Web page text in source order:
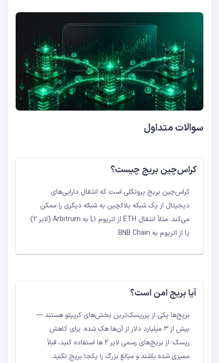
سوالات متداول
کراس‌چین بریج چیست؟
کراس‌چین بریج پروتکلی است که انتقال دارایی‌های
دیجیتال از یک شبکه بلاکچین به شبکه دیگری را ممکن
می‌کند. مثلاً انتقال ETH از اتریوم L1 به Arbitrum (لایر ۲)
یا از اتریوم به BNB Chain.
آیا بریج امن است؟
بریج‌ها یکی از پرریسک‌ترین بخش‌های کریپتو هستند —
بیش از ۳ میلیارد دلار از آن‌ها هک شده. برای کاهش
ریسک: از بریج‌های رسمی لایر ۲ ها استفاده کنید، قبلاً
ممیزی شده باشند و مبالغ بزرگ را یکجا بریج نکنید.